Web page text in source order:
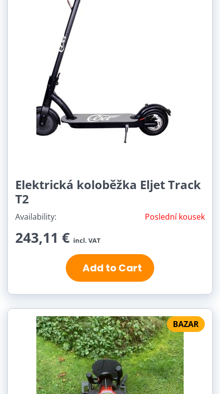
Elektrická koloběžka Eljet Track
T2
Availability: Poslední kousek
243,11 € incl. VAT
Add to Cart
BAZAR